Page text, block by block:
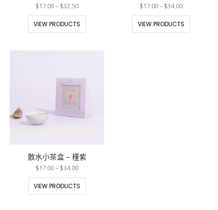
$17.00– $32.50
VIEW PRODUCTS
$17.00– $34.00
VIEW PRODUCTS
散水小茶盒 – 槿紫
$17.00– $34.00
VIEW PRODUCTS